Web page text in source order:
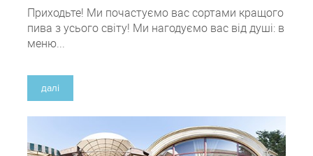
Приходьте! Ми почастуємо вас сортами кращого
пива з усього світу! Ми нагодуємо вас від душі: в
меню...
далі